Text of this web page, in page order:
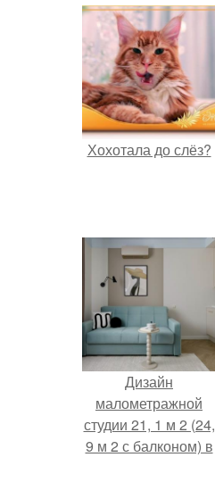
Хохотала до слёз?
Дизайн
малометражной
студии 21, 1 м 2 (24,
9 м 2 с балконом) в